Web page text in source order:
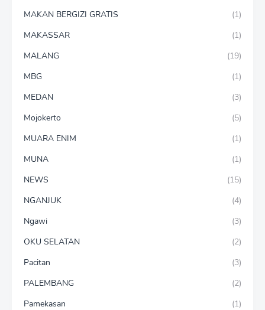
MAKAN BERGIZI GRATIS
(1)
MAKASSAR
(1)
MALANG
(19)
MBG
(1)
MEDAN
(3)
Mojokerto
(5)
MUARA ENIM
(1)
MUNA
(1)
NEWS
(15)
NGANJUK
(4)
Ngawi
(3)
OKU SELATAN
(2)
Pacitan
(3)
PALEMBANG
(2)
Pamekasan
(1)